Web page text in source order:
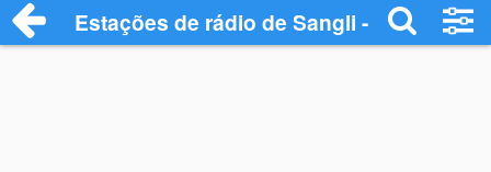
Estações de rádio de Sangli - Ouça